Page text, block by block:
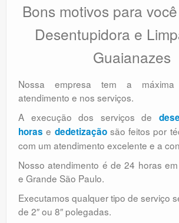
Bons motivos para
Desentupidora e
Guaianazes
Nossa empresa tem a
atendimento e nos serviços.
A execução dos serviços de
horas e dedetizaçãosão feitos por
com um atendimento excelente e a
Nosso atendimento é de 24 horas
e Grande São Paulo.
Executamos qualquer tipo de serviço
de 2″ ou 8″ polegadas.